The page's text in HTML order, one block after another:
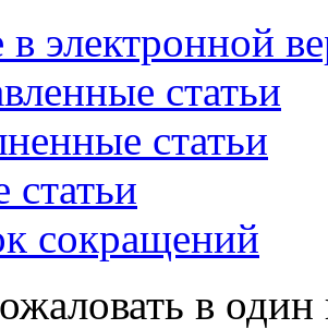
электронной
статьи
статьи
сокращений
в